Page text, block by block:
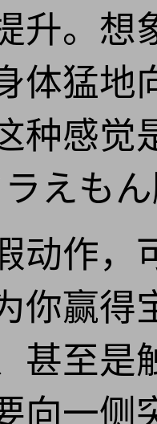
升。想
体猛地
种感觉
えも
动作，
你赢得
甚至是
向一侧